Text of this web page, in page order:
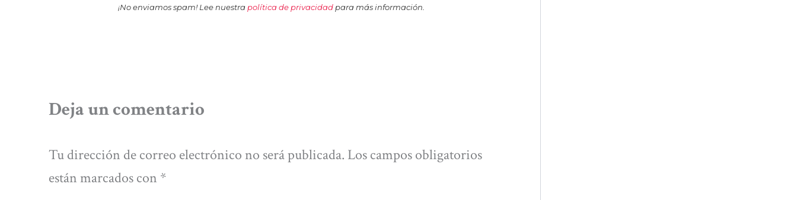
¡No enviamos spam! Lee nuestra política de privacidad para más información.
Deja un comentario
Tu dirección de correo electrónico no será publicada. Los campos obligatorios
están marcados con *